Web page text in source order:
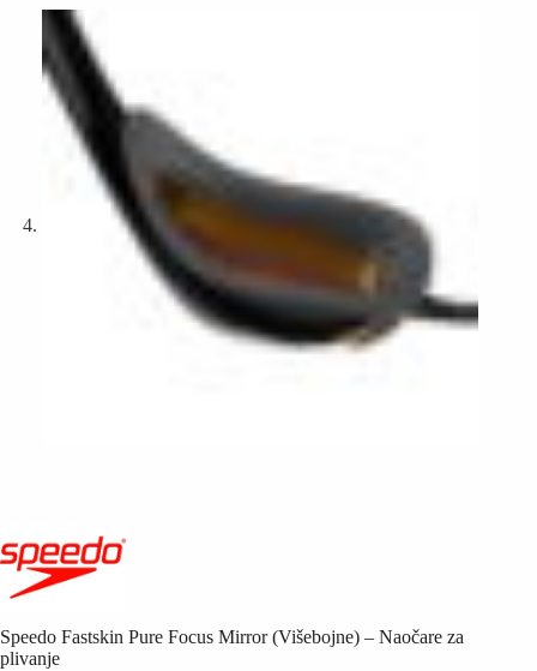
Speedo Fastskin Pure Focus Mirror (Višebojne) – Naočare za
plivanje